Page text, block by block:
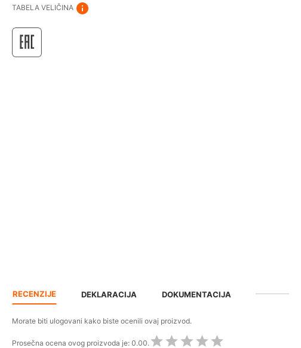
TABELA VELIČINA
RECENZIJE DEKLARACIJA DOKUMENTACIJA
Morate biti ulogovani kako biste ocenili ovaj proizvod.
Prosečna ocena ovog proizvoda je: 0.00.